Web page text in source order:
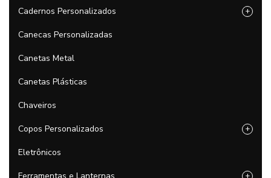
Cadernos Personalizados +
Canecas Personalizadas
Canetas Metal
Canetas Plásticas
Chaveiros
Copos Personalizados +
Eletrônicos